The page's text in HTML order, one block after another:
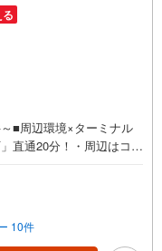
■周辺環境×ターミナル
直通20分！・周辺はコン
円・表面利回り:5.
！定休日無！平日特典あ
間800組以上を担当する
お手伝い！リフォー
10件